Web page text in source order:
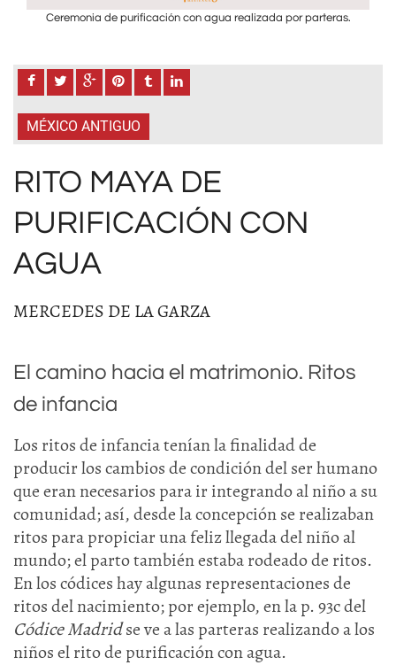
Ceremonia de purificación con agua realizada por parteras.
MÉXICO ANTIGUO
RITO MAYA DE
PURIFICACIÓN CON
AGUA
MERCEDES DE LA GARZA
El camino hacia el matrimonio. Ritos
de infancia
Los ritos de infancia tenían la finalidad de
producir los cambios de condición del ser humano
que eran necesarios para ir integrando al niño a su
comunidad; así, desde la concepción se realizaban
ritos para propiciar una feliz llegada del niño al
mundo; el parto también estaba rodeado de ritos.
En los códices hay algunas representaciones de
ritos del nacimiento; por ejemplo, en la p. 93c del
Códice Madridse ve a las parteras realizando a los
niños el rito de purificación con agua.